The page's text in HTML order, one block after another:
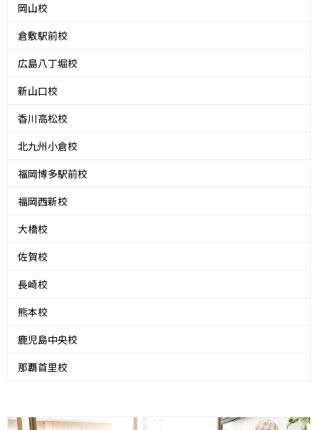
岡山校
倉敷駅前校
広島八丁堀校
新山口校
香川高松校
北九州小倉校
福岡博多駅前校
福岡西新校
大橋校
佐賀校
長崎校
熊本校
鹿児島中央校
那覇首里校